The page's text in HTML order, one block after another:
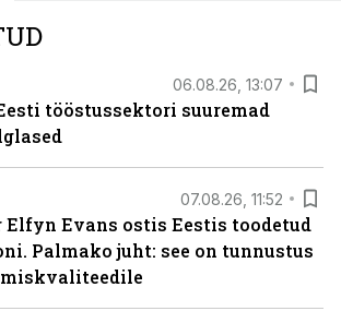
06.08.26, 13:07
Eesti tööstussektori suuremad
07.08.26, 11:52
Evans ostis Eestis toodetud
Palmako juht: see on tunnustus